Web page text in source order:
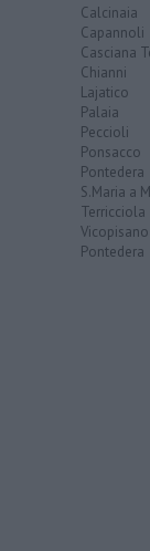
Calcinaia
Capannoli
Casciana
Chianni
Lajatico
Palaia
Peccioli
Ponsacco
Pontedera
S.Maria a
Terricciola
Vicopisano
Pontedera